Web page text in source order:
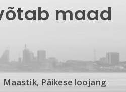
maad
Maastik, Päikese loojang